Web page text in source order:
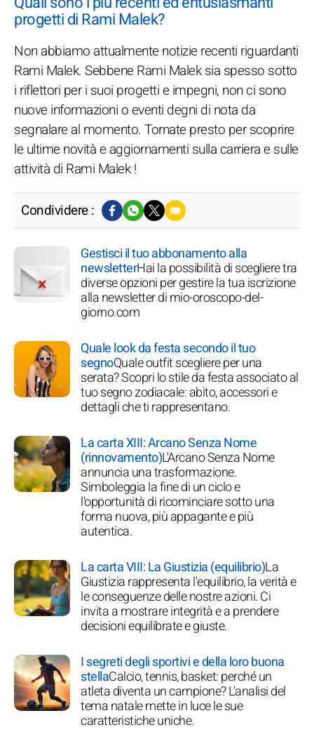
progetti di Rami Malek?
Non abbiamo attualmente notizie recenti riguardanti
Rami Malek. Sebbene Rami Malek sia spesso sotto
i riflettori per i suoi progetti e impegni, non ci sono
nuove informazioni o eventi degni di nota da
segnalare al momento. Tornate presto per scoprire
le ultime novità e aggiornamenti sulla carriera e sulle
attività di Rami Malek !
Condividere :
Gestisci il tuo abbonamento alla
newsletterHai la possibilità di scegliere tra
diverse opzioni per gestire la tua iscrizione
alla newsletter di mio-oroscopo-del-
giorno.com
Quale look da festa secondo il tuo
segnoQuale outfit scegliere per una
serata? Scopri lo stile da festa associato al
tuo segno zodiacale: abito, accessori e
dettagli che ti rappresentano.
La carta XIII: Arcano Senza Nome
(rinnovamento)L'Arcano Senza Nome
annuncia una trasformazione.
Simboleggia la fine di un ciclo e
l'opportunità di ricominciare sotto una
forma nuova, più appagante e più
autentica.
La carta VIII: La Giustizia (equilibrio)La
Giustizia rappresenta l'equilibrio, la verità e
le conseguenze delle nostre azioni. Ci
invita a mostrare integrità e a prendere
decisioni equilibrate e giuste.
I segreti degli sportivi e della loro buona
stellaCalcio, tennis, basket: perché un
atleta diventa un campione? L'analisi del
tema natale mette in luce le sue
caratteristiche uniche.